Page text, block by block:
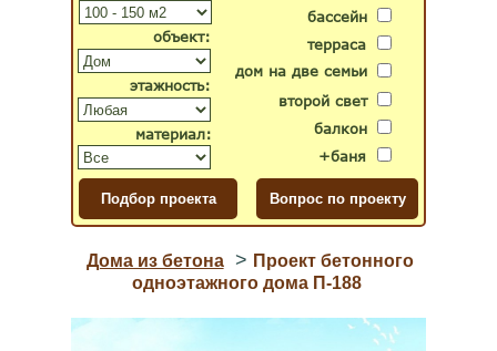
бассейн
второй свет
дом на две семьи
терраса
балкон
+баня
объект:
материал:
этажность:
Дома из бетона > Проект бетонного
одноэтажного дома П-188